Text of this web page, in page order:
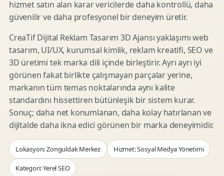
hizmet satın alan karar vericilerde daha kontrollü, daha
güvenilir ve daha profesyonel bir deneyim üretir.
CreaTif Dijital Reklam Tasarım 3D Ajansı yaklaşımı web
tasarım, UI/UX, kurumsal kimlik, reklam kreatifi, SEO ve
3D üretimi tek marka dili içinde birleştirir. Ayrı ayrı iyi
görünen fakat birlikte çalışmayan parçalar yerine,
markanın tüm temas noktalarında aynı kalite
standardını hissettiren bütünleşik bir sistem kurar.
Sonuç; daha net konumlanan, daha kolay hatırlanan ve
dijitalde daha ikna edici görünen bir marka deneyimidir.
Lokasyon: Zonguldak Merkez Hizmet: Sosyal Medya Yönetimi
Kategori: Yerel SEO